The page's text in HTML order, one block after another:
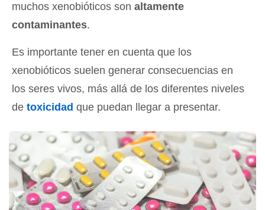
muchos xenobióticos son altamente
contaminantes.
Es importante tener en cuenta que los
xenobióticos suelen generar consecuencias en
los seres vivos, más allá de los diferentes niveles
de toxicidad que puedan llegar a presentar.